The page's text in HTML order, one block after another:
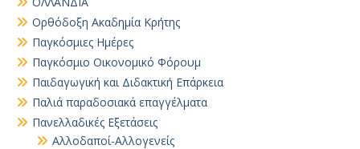
Ορθόδοξη Ακαδημία Κρήτης
Παγκόσμιες Ημέρες
Παγκόσμιο Οικονομικό Φόρουμ
Παιδαγωγική και Διδακτική Επάρκεια
Παλιά παραδοσιακά επαγγέλματα
Πανελλαδικές Εξετάσεις
Αλλοδαποί-Αλλογενείς